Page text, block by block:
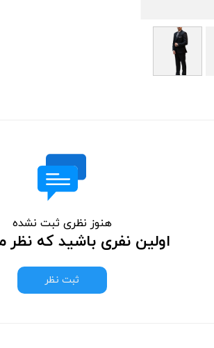
هنوز نظری ثبت نشده
اولین نفری باشید که
ثبت نظر